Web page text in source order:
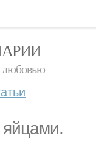
любовью